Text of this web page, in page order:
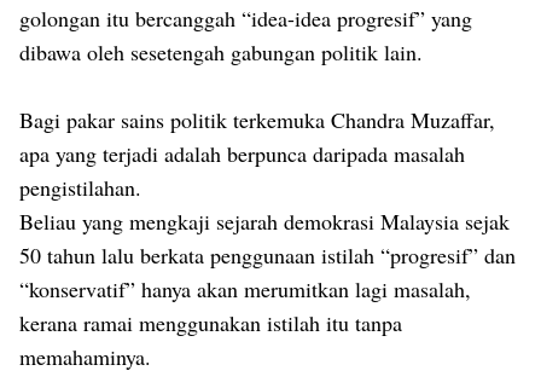
golongan itu bercanggah “idea-idea progresif” yang
dibawa oleh sesetengah gabungan politik lain.
Bagi pakar sains politik terkemuka Chandra Muzaffar,
apa yang terjadi adalah berpunca daripada masalah
pengistilahan.
Beliau yang mengkaji sejarah demokrasi Malaysia sejak
50 tahun lalu berkata penggunaan istilah “progresif” dan
“konservatif” hanya akan merumitkan lagi masalah,
kerana ramai menggunakan istilah itu tanpa
memahaminya.